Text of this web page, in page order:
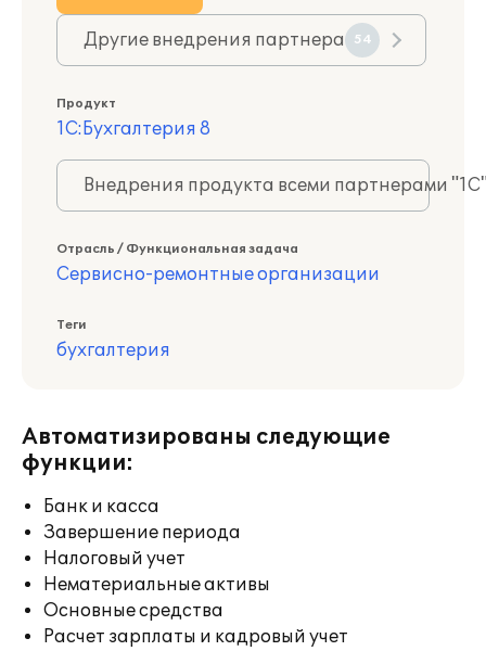
Другие внедрения партнера 54
Продукт
1С:Бухгалтерия 8
Внедрения продукта всеми партнерами
Отрасль / Функциональная задача
Сервисно-ремонтные организации
Теги
бухгалтерия
Автоматизированы следующие
функции:
Банк и касса
Завершение периода
Налоговый учет
Нематериальные активы
Основные средства
Расчет зарплаты и кадровый учет